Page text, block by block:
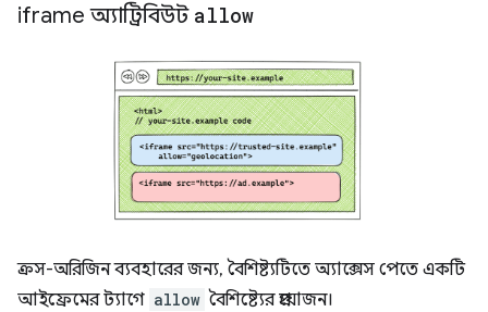
iframe অ্যাট্রিবিউট allow
ক্রস-অরিজিন ব্যবহারের জন্য, বৈশিষ্ট্যটিতে অ্যাক্সেস পেতে একটি
আইফ্রেমের ট্যাগে allow বৈশিষ্ট্যের প্রয়োজন।